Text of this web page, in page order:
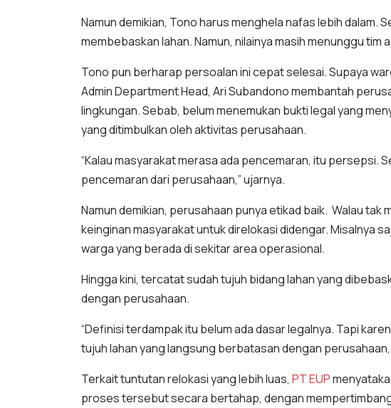
Namun demikian, Tono harus menghela nafas lebih dalam.
membebaskan lahan. Namun, nilainya masih menunggu tim
Tono pun berharap persoalan ini cepat selesai. Supaya
Admin Department Head, Ari Subandono membantah
lingkungan. Sebab, belum menemukan bukti legal yang
yang ditimbulkan oleh aktivitas perusahaan.
“Kalau masyarakat merasa ada pencemaran, itu persepsi.
pencemaran dari perusahaan,” ujarnya.
Namun demikian, perusahaan punya etikad baik. Walau tak
keinginan masyarakat untuk direlokasi didengar. Misalnya
warga yang berada di sekitar area operasional.
Hingga kini, tercatat sudah tujuh bidang lahan yang
dengan perusahaan.
“Definisi terdampak itu belum ada dasar legalnya. Tapi
tujuh lahan yang langsung berbatasan dengan
Terkait tuntutan relokasi yang lebih luas, PT EUP
proses tersebut secara bertahap, dengan